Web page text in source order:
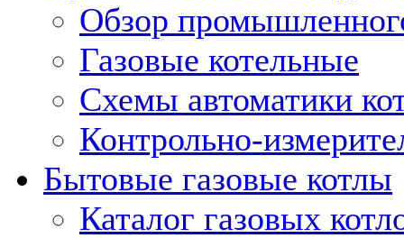
Обзор
Газовые котельные
Схемы автоматики
Контрольно-
Бытовые газовые котлы
Каталог газовых